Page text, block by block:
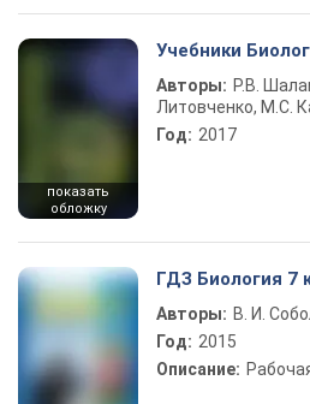
показать
обложку
Учебники
Авторы: Р.В.
Литовченко, М.С.
Год: 2017
ГДЗ Биология 7
Авторы: В. И.
Год: 2015
Описание: